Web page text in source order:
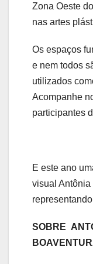
Zona Oeste
nas artes
Os espaços
e nem todos
utilizados
Acompanhe
participantes
E este ano
visual
SOBRE